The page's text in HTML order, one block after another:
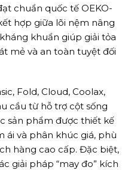
chuẩn quốc tế OEKO-
hợp giữa lõi nệm nâng
khuẩn giúp giải tỏa
mẻ và an toàn tuyệt đối
Fold, Cloud, Coolax,
cầu từ hỗ trợ cột sống
sản phẩm được thiết kế
ái và phân khúc giá, phù
hàng cao cấp. Đặc biệt,
giải pháp “may đo” kích